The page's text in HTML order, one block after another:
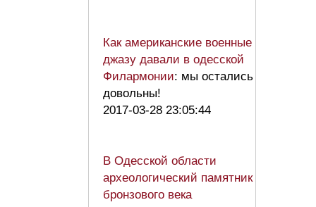
Как американские военные
джазу давали в одесской
Филармонии: мы остались
довольны!
2017-03-28 23:05:44
В Одесской области
археологический памятник
бронзового века